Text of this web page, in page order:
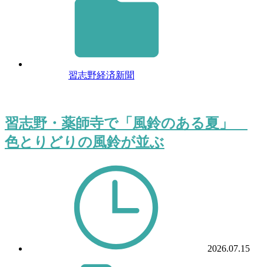
習志野経済新聞
習志野・薬師寺で「風鈴のある夏」
色とりどりの風鈴が並ぶ
2026.07.15